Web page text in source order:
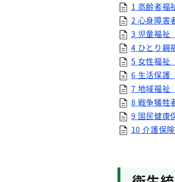
1 高齢者福
2 心身障害
3 児童福祉
4 ひとり親
5 女性福祉
6 生活保護
7 地域福祉
8 戦争犠牲
9 国民健康
10 介護保